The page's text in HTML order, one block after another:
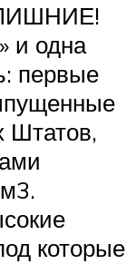
и одна
первые
Штатов,
которые